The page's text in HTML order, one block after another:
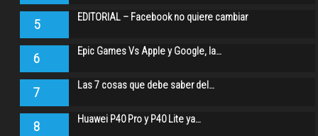
5 EDITORIAL – Facebook no quiere cambiar
6 Epic Games Vs Apple y Google, la…
7 Las 7 cosas que debe saber del…
8 Huawei P40 Pro y P40 Lite ya…